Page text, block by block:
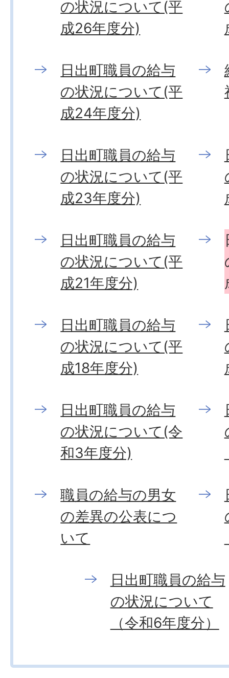
の状況について(平
成26年度分)
日出町職員の給与
の状況について(平
成24年度分)
日出町職員の給与
の状況について(平
成23年度分)
日出町職員の給与
の状況について(平
成21年度分)
日出町職員の給与
の状況について(平
成18年度分)
日出町職員の給与
の状況について(令
和3年度分)
職員の給与の男女
の差異の公表につ
いて
日出町職員の給与
の状況について
（令和6年度分）